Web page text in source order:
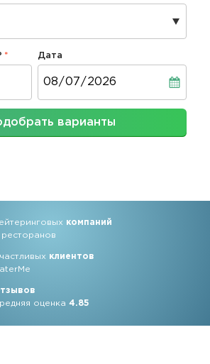
Дата
варианты
компаний
ресторанов
клиентов
оценка4.85